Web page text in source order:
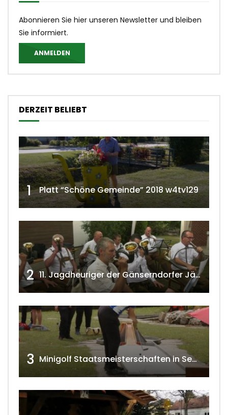
Abonnieren Sie hier unseren Newsletter und bleiben
Sie informiert.
ANMELDEN
DERZEIT BELIEBT
1 Platt “Schöne Gemeinde” 2018 w4tv129
2 11. Jagdheuriger der Gänserndorfer Jäger 2020 w4tv166
3 Minigolf Staatsmeisterschaften in Seefeld-Kadolz w4tv174